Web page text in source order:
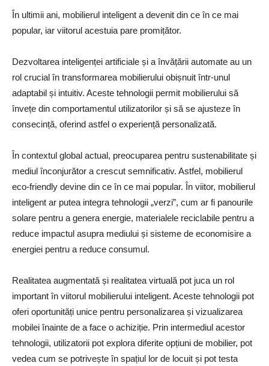
În ultimii ani, mobilierul inteligent a devenit din ce în ce mai
popular, iar viitorul acestuia pare promițător.
Dezvoltarea inteligenței artificiale și a învățării automate au un
rol crucial în transformarea mobilierului obișnuit într-unul
adaptabil și intuitiv. Aceste tehnologii permit mobilierului să
învețe din comportamentul utilizatorilor și să se ajusteze în
consecință, oferind astfel o experiență personalizată.
În contextul global actual, preocuparea pentru sustenabilitate și
mediul înconjurător a crescut semnificativ. Astfel, mobilierul
eco-friendly devine din ce în ce mai popular. În viitor, mobilierul
inteligent ar putea integra tehnologii „verzi”, cum ar fi panourile
solare pentru a genera energie, materialele reciclabile pentru a
reduce impactul asupra mediului și sisteme de economisire a
energiei pentru a reduce consumul.
Realitatea augmentată și realitatea virtuală pot juca un rol
important în viitorul mobilierului inteligent. Aceste tehnologii pot
oferi oportunități unice pentru personalizarea și vizualizarea
mobilei înainte de a face o achiziție. Prin intermediul acestor
tehnologii, utilizatorii pot explora diferite opțiuni de mobilier, pot
vedea cum se potrivește în spațiul lor de locuit și pot testa